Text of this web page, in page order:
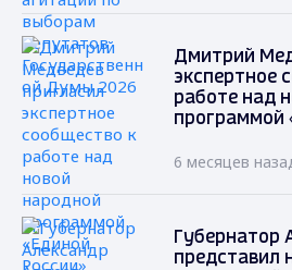
Дмитрий
экспертное
работе над
программой
6 месяцев
Губернатор
представил